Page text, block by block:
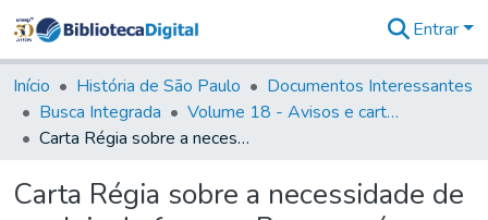
&
Coleções
Tudo na
Biblioteca
Estatísticas
Entrar
Início História de São Paulo
Documentos Interessantes
Busca Integrada
Volume 18 - Avisos e cartas régias (1714- 29)
Carta Régia sobre a necessidade de um Juiz de fora em Paranaguá
Carta Régia sobre a necessidade de